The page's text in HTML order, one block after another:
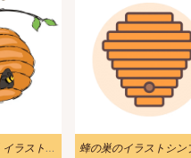
ミツバチと蜂の巣 イラストイメージ